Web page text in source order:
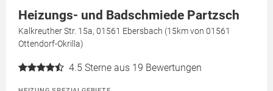
Heizungs- und Badschmiede Partzsch
Kalkreuther Str. 15a, 01561 Ebersbach (15km von 01561
Ottendorf-Okrilla)
4.5 Sterne aus 19 Bewertungen